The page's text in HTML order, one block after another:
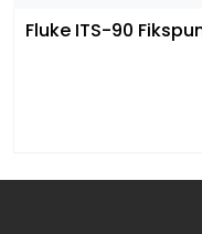
Fluke ITS-90